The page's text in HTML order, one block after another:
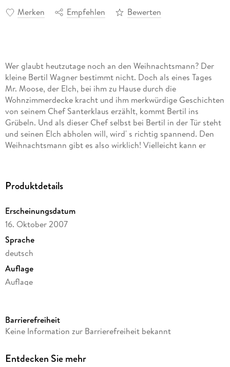
Merken Empfehlen Bewerten
Wer glaubt heutzutage noch an den Weihnachtsmann? Der
kleine Bertil Wagner bestimmt nicht. Doch als eines Tages
Mr. Moose, der Elch, bei ihm zu Hause durch die
Wohnzimmerdecke kracht und ihm merkwürdige Geschichten
von seinem Chef Santerklaus erzählt, kommt Bertil ins
Grübeln. Und als dieser Chef selbst bei Bertil in der Tür steht
und seinen Elch abholen will, wird' s richtig spannend. Den
Weihnachtsmann gibt es also wirklich! Vielleicht kann er
in der Finkenwaldstraße zu feiern . . .
Produktdetails
Erscheinungsdatum
16. Oktober 2007
Sprache
deutsch
Auflage
Auflage
Dateigröße
Laufzeit
Barrierefreiheit
Keine Information zur Barrierefreiheit bekannt
Entdecken Sie mehr